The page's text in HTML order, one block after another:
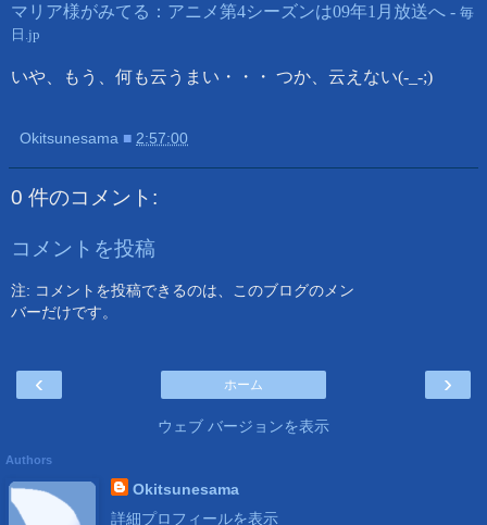
マリア様がみてる：アニメ第4シーズンは09年1月放送へ - 毎
日.jp
いや、もう、何も云うまい・・・ つか、云えない(-_-;)
Okitsunesama ■ 2:57:00
0 件のコメント:
コメントを投稿
注: コメントを投稿できるのは、このブログのメン
バーだけです。
‹ ›
ホーム
ウェブ バージョンを表示
Authors
Okitsunesama
詳細プロフィールを表示